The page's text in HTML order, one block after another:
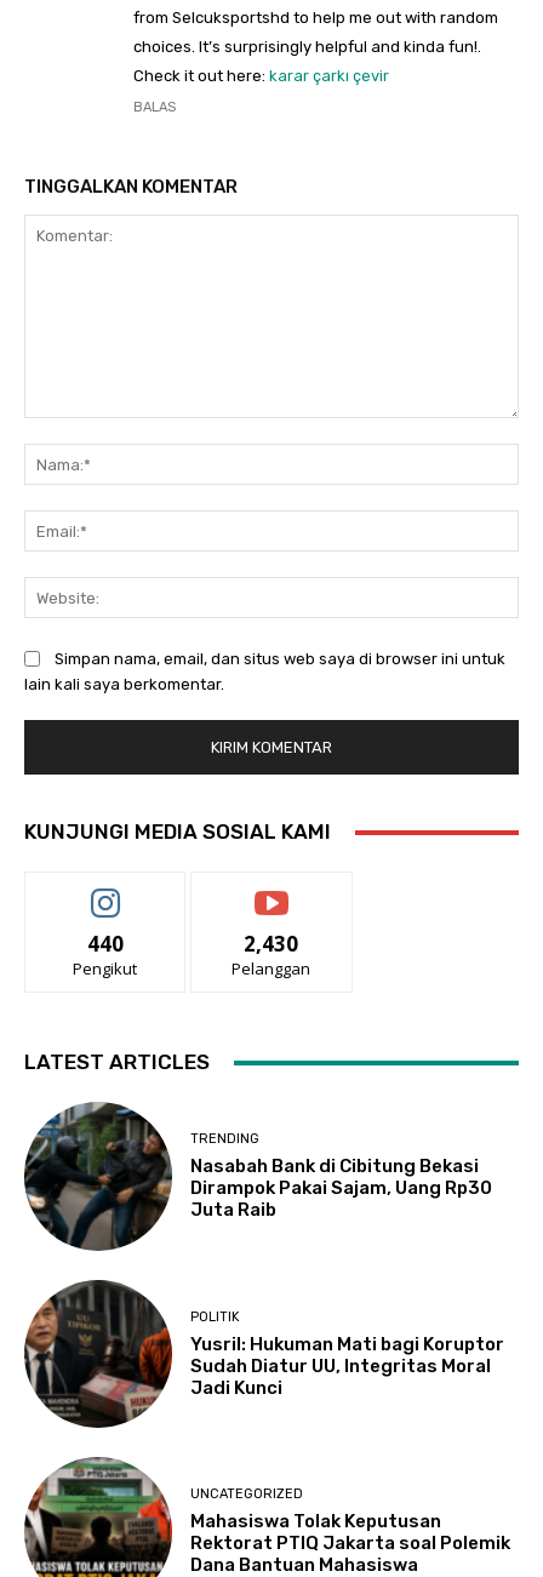
from Selcuksportshd to help me out with random
choices. It’s surprisingly helpful and kinda fun!.
Check it out here: karar çarkı çevir
BALAS
TINGGALKAN KOMENTAR
Simpan nama, email, dan situs web saya di browser ini untuk
lain kali saya berkomentar.
KUNJUNGI MEDIA SOSIAL KAMI
440
Pengikut
2,430
Pelanggan
LATEST ARTICLES
TRENDING
Nasabah Bank di Cibitung Bekasi
Dirampok Pakai Sajam, Uang Rp30
Juta Raib
POLITIK
Yusril: Hukuman Mati bagi Koruptor
Sudah Diatur UU, Integritas Moral
Jadi Kunci
UNCATEGORIZED
Mahasiswa Tolak Keputusan
Rektorat PTIQ Jakarta soal Polemik
Dana Bantuan Mahasiswa